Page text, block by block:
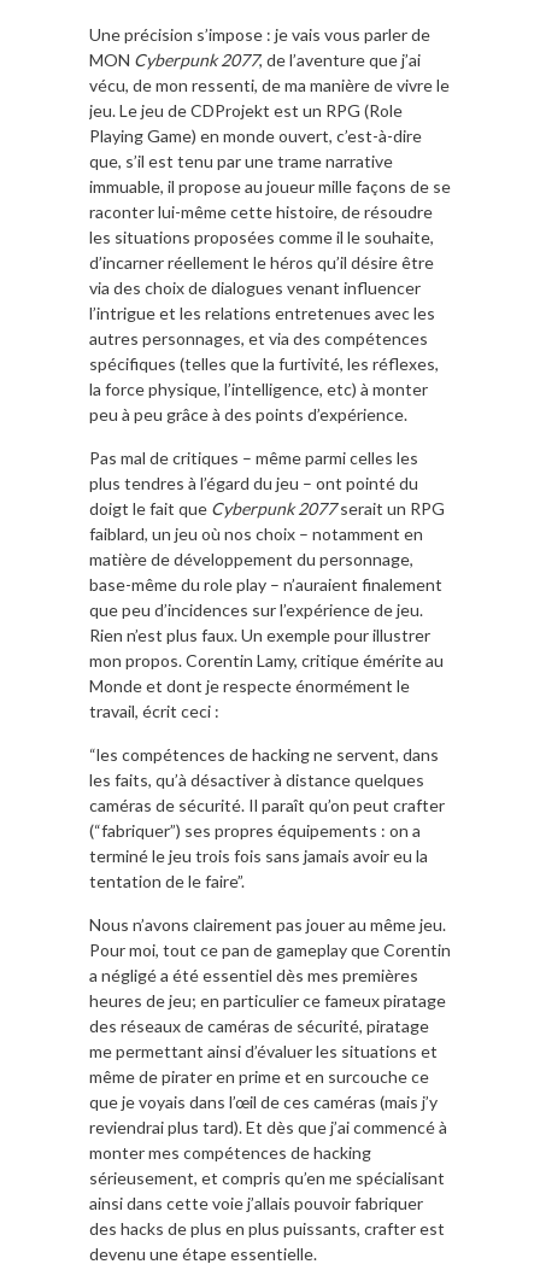
Une précision s’impose : je vais vous parler de
MON Cyberpunk 2077, de l’aventure que j’ai
vécu, de mon ressenti, de ma manière de vivre le
jeu. Le jeu de CDProjekt est un RPG (Role
Playing Game) en monde ouvert, c’est-à-dire
que, s’il est tenu par une trame narrative
immuable, il propose au joueur mille façons de se
raconter lui-même cette histoire, de résoudre
les situations proposées comme il le souhaite,
d’incarner réellement le héros qu’il désire être
via des choix de dialogues venant influencer
l’intrigue et les relations entretenues avec les
autres personnages, et via des compétences
spécifiques (telles que la furtivité, les réflexes,
la force physique, l’intelligence, etc) à monter
peu à peu grâce à des points d’expérience.
Pas mal de critiques – même parmi celles les
plus tendres à l’égard du jeu – ont pointé du
doigt le fait que Cyberpunk 2077serait un RPG
faiblard, un jeu où nos choix – notamment en
matière de développement du personnage,
base-même du role play – n’auraient finalement
que peu d’incidences sur l’expérience de jeu.
Rien n’est plus faux. Un exemple pour illustrer
mon propos. Corentin Lamy, critique émérite au
Monde et dont je respecte énormément le
travail, écrit ceci :
“les compétences de hacking ne servent, dans
les faits, qu’à désactiver à distance quelques
caméras de sécurité. Il paraît qu’on peut crafter
(“fabriquer”) ses propres équipements : on a
terminé le jeu trois fois sans jamais avoir eu la
tentation de le faire”.
Nous n’avons clairement pas jouer au même jeu.
Pour moi, tout ce pan de gameplay que Corentin
a négligé a été essentiel dès mes premières
heures de jeu; en particulier ce fameux piratage
des réseaux de caméras de sécurité, piratage
me permettant ainsi d’évaluer les situations et
même de pirater en prime et en surcouche ce
que je voyais dans l’œil de ces caméras (mais j’y
reviendrai plus tard). Et dès que j’ai commencé à
monter mes compétences de hacking
sérieusement, et compris qu’en me spécialisant
ainsi dans cette voie j’allais pouvoir fabriquer
des hacks de plus en plus puissants, crafter est
devenu une étape essentielle.